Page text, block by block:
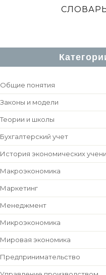
Общие понятия
Законы и модели
Теории и школы
Бухгалтерский учет
История экономических
Макроэкономика
Маркетинг
Менеджмент
Микроэкономика
Мировая экономика
Предпринимательство